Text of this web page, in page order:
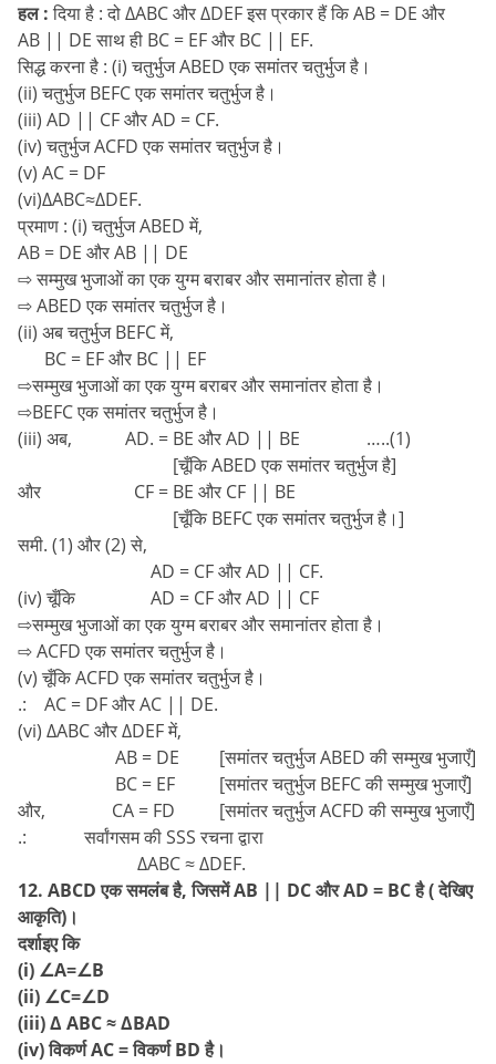
हल :दिया है : दो ∆ABC और ∆DEF इस प्रकार हैं कि AB = DE और
AB || DE साथ ही BC = EF और BC || EF.
सिद्ध करना है : (i) चतुर्भुज ABED एक समांतर चतुर्भुज है।
(ii) चतुर्भुज BEFC एक समांतर चतुर्भुज है।
(iii) AD || CF और AD = CF.
(iv) चतुर्भुज ACFD एक समांतर चतुर्भुज है।
(v) AC = DF
(vi)∆ABC≈∆DEF.
प्रमाण : (i) चतुर्भुज ABED में,
AB = DE और AB || DE
⇨ सम्मुख भुजाओं का एक युग्म बराबर और समानांतर होता है।
⇨ ABED एक समांतर चतुर्भुज है।
(ii) अब चतुर्भुज BEFC में,
BC = EF और BC || EF
⇨सम्मुख भुजाओं का एक युग्म बराबर और समानांतर होता है।
⇨BEFC एक समांतर चतुर्भुज है।
(iii) अब, AD. = BE और AD || BE …..(1)
[चूँकि ABED एक समांतर चतुर्भुज है]
और CF = BE और CF || BE
[चूँकि BEFC एक समांतर चतुर्भुज है।]
समी. (1) और (2) से,
AD = CF और AD || CF.
(iv) चूँकि AD = CF और AD || CF
⇨सम्मुख भुजाओं का एक युग्म बराबर और समानांतर होता है।
⇨ ACFD एक समांतर चतुर्भुज है।
(v) चूँकि ACFD एक समांतर चतुर्भुज है।
.: AC = DF और AC || DE.
(vi) ∆ABC और ∆DEF में,
AB = DE [समांतर चतुर्भुज ABED की सम्मुख भुजाएँ]
BC = EF [समांतर चतुर्भुज BEFC की सम्मुख भुजाएँ]
और, CA = FD [समांतर चतुर्भुज ACFD की सम्मुख भुजाएँ]
.: सर्वांगसम की SSS रचना द्वारा
∆ABC ≈ ∆DEF.
12. ABCD एक समलंब है, जिसमें AB || DC और AD = BC है ( देखिए
आकृति)।
दर्शाइए कि
(i) ∠A=∠B
(ii) ∠C=∠D
(iii) ∆ ABC ≈ ∆BAD
(iv) विकर्ण AC = विकर्ण BD है।